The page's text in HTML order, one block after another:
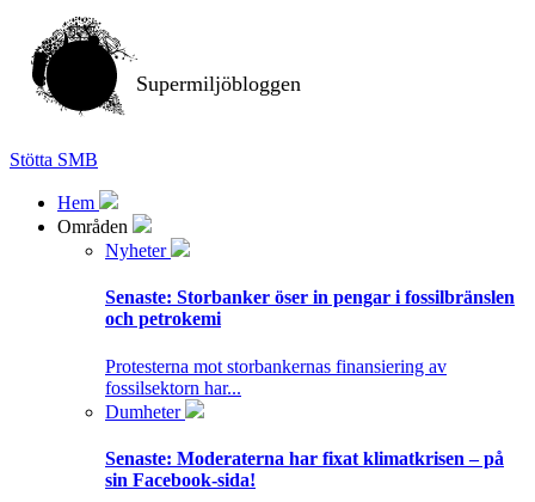
Supermiljöbloggen
Stötta SMB
Hem
Områden
Nyheter
Senaste: Storbanker öser in pengar i fossilbränslen
och petrokemi
Protesterna mot storbankernas finansiering av
fossilsektorn har...
Dumheter
Senaste: Moderaterna har fixat klimatkrisen – på
sin Facebook-sida!